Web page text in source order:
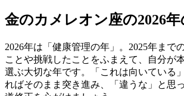
金のカメレオン座の2026年
2026年は「健康管理の年」。2025年まで
ことや挑戦したことをふまえて、自分が
選ぶ大切な年です。「これは向いている
ればそのまま突き進み、「違うな」と思